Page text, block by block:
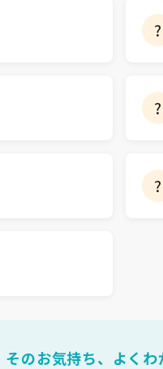
?
?
?
そのお気持ち、よくわ